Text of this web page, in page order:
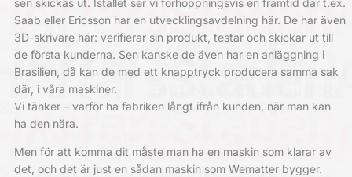
sen skickas ut. Istället ser vi förhoppningsvis en framtid där t.ex.
Saab eller Ericsson har en utvecklingsavdelning här. De har även
3D-skrivare här: verifierar sin produkt, testar och skickar ut till
de första kunderna. Sen kanske de även har en anläggning i
Brasilien, då kan de med ett knapptryck producera samma sak
där, i våra maskiner.
Vi tänker – varför ha fabriken långt ifrån kunden, när man kan
ha den nära.
Men för att komma dit måste man ha en maskin som klarar av
det, och det är just en sådan maskin som Wematter bygger.